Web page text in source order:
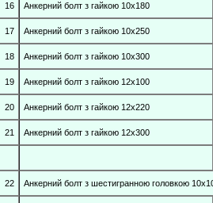
16 Анкерний болт з гайкою 10х180
17 Анкерний болт з гайкою 10х250
18 Анкерний болт з гайкою 10х300
19 Анкерний болт з гайкою 12х100
20 Анкерний болт з гайкою 12х220
21 Анкерний болт з гайкою 12х300
22 Анкерний болт з шестигранною головкою